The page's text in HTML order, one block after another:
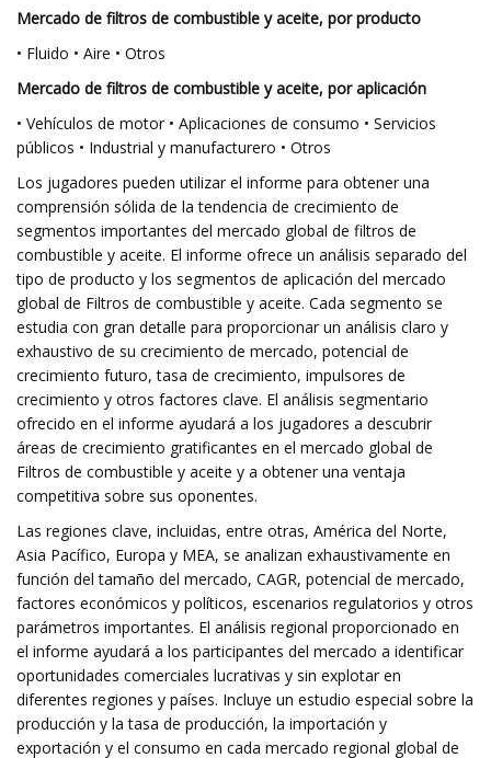
Mercado de filtros de combustible y aceite, por producto
• Fluido • Aire • Otros
Mercado de filtros de combustible y aceite, por aplicación
• Vehículos de motor • Aplicaciones de consumo • Servicios
públicos • Industrial y manufacturero • Otros
Los jugadores pueden utilizar el informe para obtener una
comprensión sólida de la tendencia de crecimiento de
segmentos importantes del mercado global de filtros de
combustible y aceite. El informe ofrece un análisis separado del
tipo de producto y los segmentos de aplicación del mercado
global de Filtros de combustible y aceite. Cada segmento se
estudia con gran detalle para proporcionar un análisis claro y
exhaustivo de su crecimiento de mercado, potencial de
crecimiento futuro, tasa de crecimiento, impulsores de
crecimiento y otros factores clave. El análisis segmentario
ofrecido en el informe ayudará a los jugadores a descubrir
áreas de crecimiento gratificantes en el mercado global de
Filtros de combustible y aceite y a obtener una ventaja
competitiva sobre sus oponentes.
Las regiones clave, incluidas, entre otras, América del Norte,
Asia Pacífico, Europa y MEA, se analizan exhaustivamente en
función del tamaño del mercado, CAGR, potencial de mercado,
factores económicos y políticos, escenarios regulatorios y otros
parámetros importantes. El análisis regional proporcionado en
el informe ayudará a los participantes del mercado a identificar
oportunidades comerciales lucrativas y sin explotar en
diferentes regiones y países. Incluye un estudio especial sobre la
producción y la tasa de producción, la importación y
exportación y el consumo en cada mercado regional global de